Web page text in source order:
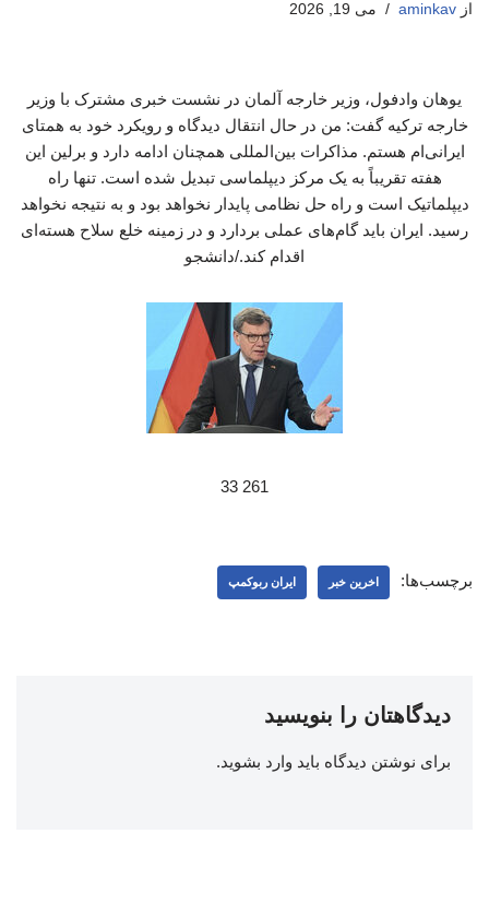
از aminkav می 19, 2026
یوهان وادفول، وزیر خارجه آلمان در نشست خبری مشترک با وزیر
خارجه ترکیه گفت: من در حال انتقال دیدگاه و رویکرد خود به همتای
ایرانی‌ام هستم. مذاکرات بین‌المللی همچنان ادامه دارد و برلین این
هفته تقریباً به یک مرکز دیپلماسی تبدیل شده است. تنها راه
دیپلماتیک است و راه حل نظامی پایدار نخواهد بود و به نتیجه نخواهد
رسید. ایران باید گام‌های عملی بردارد و در زمینه خلع سلاح هسته‌ای
اقدام کند./دانشجو
261 33
برچسب‌ها: اخرین خبر ایران ربوکمپ
دیدگاهتان را بنویسید
برای نوشتن دیدگاه باید وارد بشوید.